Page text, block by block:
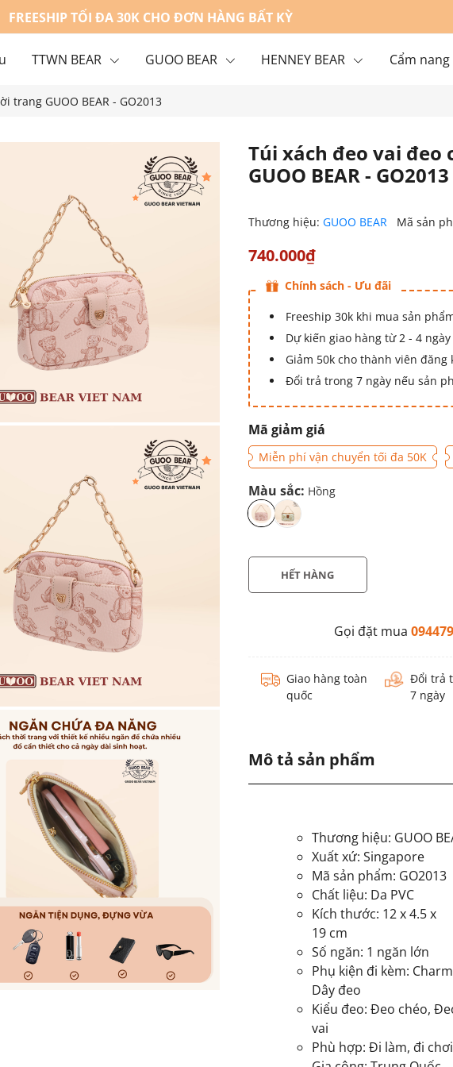
FREESHIP TỐI ĐA 30K CHO ĐƠN HÀNG BẤT KỲ
TTWN BEAR GUOO BEAR HENNEY BEAR Cẩm nang
Liên hệ
trang GUOO BEAR - GO2013
Túi xách đeo vai
GUOO BEAR - GO2013
Thương hiệu: GUOO BEAR Mã sản
740.000₫
Chính sách - Ưu đãi
Freeship 30k khi mua sản
Dự kiến giao hàng từ 2 - 4
Giảm 50k cho thành viên đăng
Đổi trả trong 7 ngày nếu sản
Mã giảm giá
Miễn phí vận chuyển tối đa 50K
Màu sắc: Hồng
HẾT HÀNG
Gọi đặt mua
Giao hàng toàn
quốc
Đổi trả
7 ngày
Mô tả sản phẩm
Thương hiệu: GUOO
Xuất xứ: Singapore
Mã sản phẩm: GO2013
Chất liệu: Da PVC
Kích thước: 12 x 4.5 x
19 cm
Số ngăn: 1 ngăn lớn
Phụ kiện đi kèm:
Dây đeo
Kiểu đeo: Đeo chéo,
vai
Phù hợp: Đi làm, đi chơi